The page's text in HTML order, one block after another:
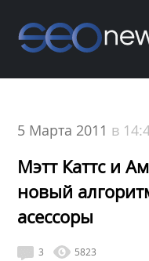
5 Марта 2011 в
Мэтт Каттс и
новый
асессоры
3 5823